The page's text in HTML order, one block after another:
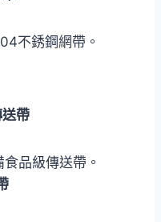
不銹鋼網帶。
帶
品級傳送帶。